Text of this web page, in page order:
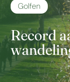
Golfen
Record